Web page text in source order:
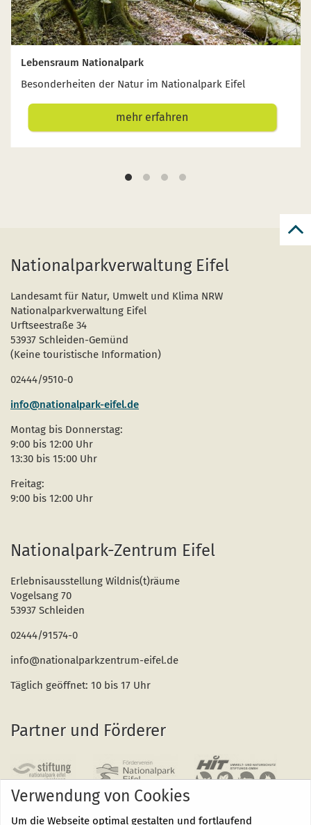
Lebensraum Nationalpark
Besonderheiten der Natur im Nationalpark Eifel
mehr erfahren
Nationalparkverwaltung Eifel
Landesamt für Natur, Umwelt und Klima NRW
Nationalparkverwaltung Eifel
Urftseestraße 34
53937 Schleiden-Gemünd
(Keine touristische Information)
02444/9510-0
info@nationalpark-eifel.de
Montag bis Donnerstag:
9:00 bis 12:00 Uhr
13:30 bis 15:00 Uhr
Freitag:
9:00 bis 12:00 Uhr
Nationalpark-Zentrum Eifel
Erlebnisausstellung Wildnis(t)räume
Vogelsang 70
53937 Schleiden
02444/91574-0
info@nationalparkzentrum-eifel.de
Täglich geöffnet: 10 bis 17 Uhr
Partner und Förderer
Verwendung von Cookies
Um die Webseite optimal gestalten und fortlaufend